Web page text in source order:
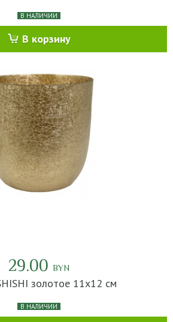
В НАЛИЧИИ
В корзину
29.00 BYN
золотое 11х12 см
В НАЛИЧИИ